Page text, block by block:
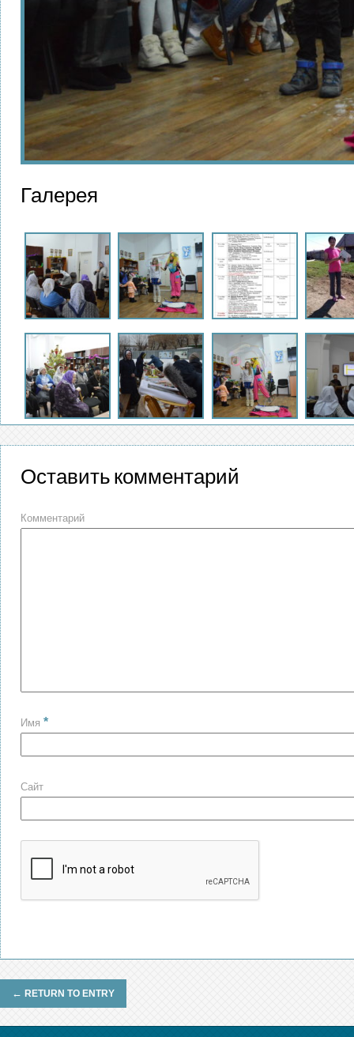
Галерея
Оставить комментарий
Комментарий
Имя *
Сайт
← RETURN TO ENTRY